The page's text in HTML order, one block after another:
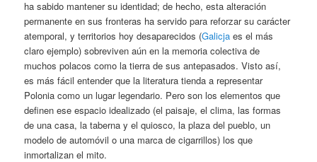
ha sabido mantener su identidad; de hecho, esta alteración
permanente en sus fronteras ha servido para reforzar su carácter
atemporal, y territorios hoy desaparecidos (Galicja es el más
claro ejemplo) sobreviven aún en la memoria colectiva de
muchos polacos como la tierra de sus antepasados. Visto así,
es más fácil entender que la literatura tienda a representar
Polonia como un lugar legendario. Pero son los elementos que
definen ese espacio idealizado (el paisaje, el clima, las formas
de una casa, la taberna y el quiosco, la plaza del pueblo, un
modelo de automóvil o una marca de cigarrillos) los que
inmortalizan el mito.